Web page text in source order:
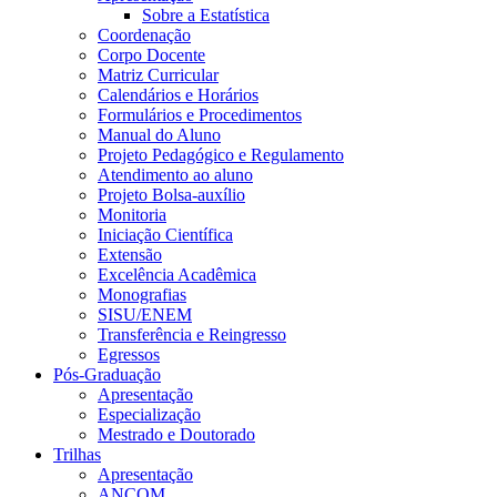
Sobre a Estatística
Coordenação
Corpo Docente
Matriz Curricular
Calendários e Horários
Formulários e Procedimentos
Manual do Aluno
Projeto Pedagógico e Regulamento
Atendimento ao aluno
Projeto Bolsa-auxílio
Monitoria
Iniciação Científica
Extensão
Excelência Acadêmica
Monografias
SISU/ENEM
Transferência e Reingresso
Egressos
Pós-Graduação
Apresentação
Especialização
Mestrado e Doutorado
Trilhas
Apresentação